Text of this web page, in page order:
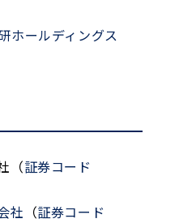
ホールディングス
（証券コード
社 （証券コード